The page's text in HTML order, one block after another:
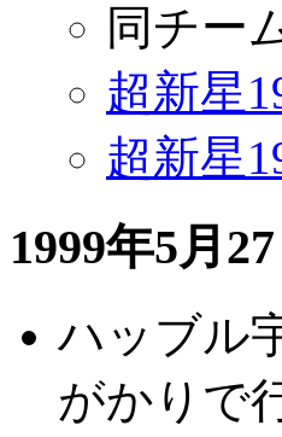
同チー
超新星
超新星
1999年5月27
ハッブル
がかりで